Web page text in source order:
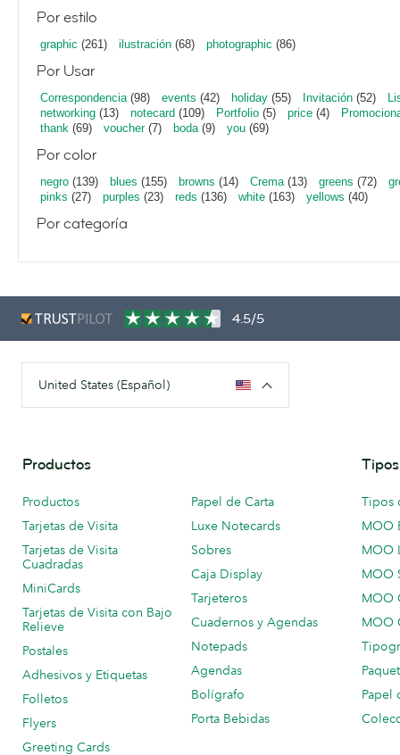
Por estilo
graphic (261) ilustración (68) photographic (86)
Por Usar
Correspondencia(98) events (42) holiday (55) Invitación (52)
networking (13) notecard (109) Portfolio (5) price (4)
thank (69) voucher(7) boda(9) you (69)
Por color
negro (139) blues (155) browns (14) Crema(13) greens (72)
pinks (27) purples (23) reds (136) white (163) yellows (40)
Por categoría
4.5/5
United States (Español)
Productos
Productos
Tarjetas de Visita
Tarjetas de Visita
Cuadradas
MiniCards
Tarjetas de Visita con Bajo
Relieve
Postales
Adhesivos y Etiquetas
Folletos
Flyers
Greeting Cards
Papel de Carta
Luxe Notecards
Sobres
Caja Display
Tarjeteros
Cuadernos y Agendas
Notepads
Agendas
Bolígrafo
Porta Bebidas
Tipos
MOO
MOO
MOO
MOO
MOO
Papel